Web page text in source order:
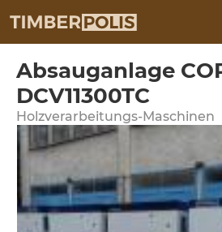
Absauganlage
DCV11300TC
Holzverarbeitungs-Maschinen